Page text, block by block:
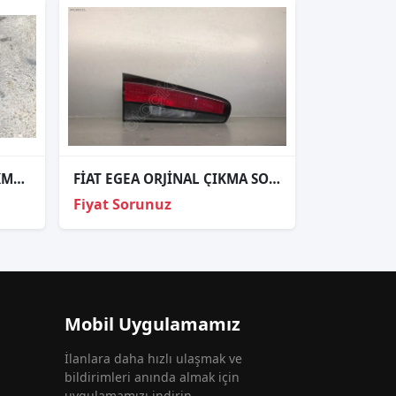
FİAT DOBLO 5 ORJINAL ÇIKMA SAĞ FAR DÜZ 3 FİAT EGEA ORJİNAL ÇIKMA SOL İÇ STOP ( LEDSİZ )
Fiyat Sorunuz
Mobil Uygulamamız
İlanlara daha hızlı ulaşmak ve
bildirimleri anında almak için